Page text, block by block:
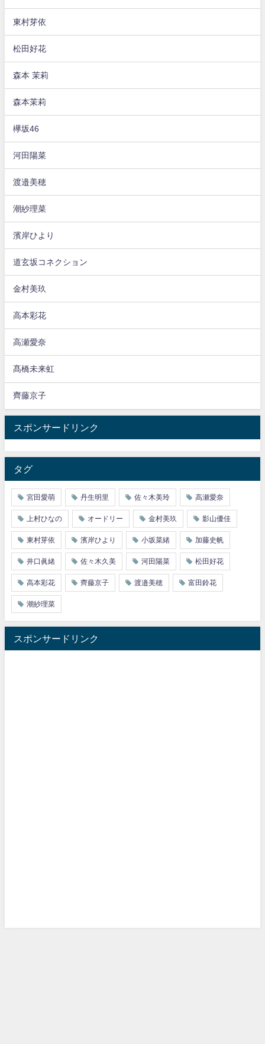
東村芽依
松田好花
森本 茉莉
森本茉莉
欅坂46
河田陽菜
渡邉美穂
潮紗理菜
濱岸ひより
道玄坂コネクション
金村美玖
高本彩花
高瀬愛奈
髙橋未来虹
齊藤京子
スポンサードリンク
タグ
宮田愛萌 丹生明里 佐々木美玲 高瀬愛奈
上村ひなの オードリー 金村美玖 影山優佳
東村芽依 濱岸ひより 小坂菜緒 加藤史帆
井口眞緒 佐々木久美 河田陽菜 松田好花
高本彩花 齊藤京子 渡邉美穂 富田鈴花
潮紗理菜
スポンサードリンク